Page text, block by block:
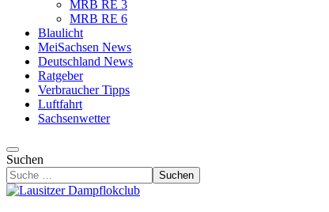
MRB RE 3
MRB RE 6
Blaulicht
MeiSachsen News
Deutschland News
Ratgeber
Verbraucher Tipps
Luftfahrt
Sachsenwetter
Suchen
Suchen